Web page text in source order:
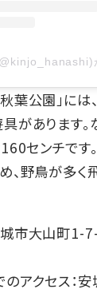
葉公園」には
があります。
センチです。
、野鳥が多く
市大山町1-
アクセス：